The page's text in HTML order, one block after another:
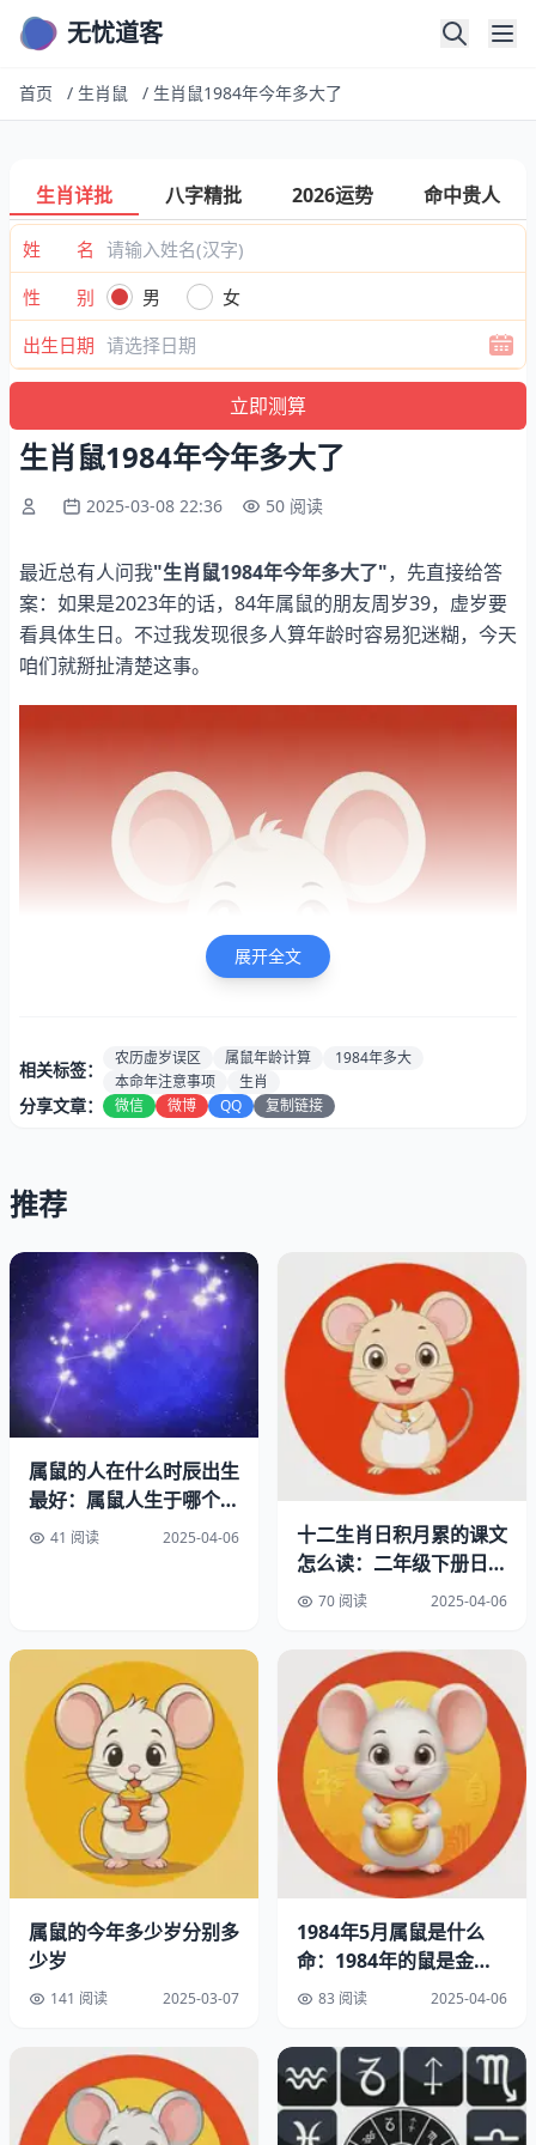
无忧道客
首页 / 生肖鼠 / 生肖鼠1984年今年多大了
生肖详批 八字精批 2026运势 命中贵人
姓 名
性 别
男
女
出生日期
生肖鼠1984年今年多大了
2025-03-08 22:36 50 阅读
最近总有人问我"生肖鼠1984年今年多大了"，先直接给答
案：如果是2023年的话，84年属鼠的朋友周岁39，虚岁要
看具体生日。不过我发现很多人算年龄时容易犯迷糊，今天
咱们就掰扯清楚这事。
一、生肖鼠1984年今年多大了
二、农历虚岁的那些坑
三、属鼠人的真实画像
四、本命年该注意啥
五、三十而立后的活法
先说怎么算明白年龄
前几天后台有条留言特有意思，有位读者说自己明明是84
年生的，可老家亲戚非说他今年40了。这就是典型的虚岁
。按公历算，2023减1984确实是39周岁，但有些
如果你是正月生日前出生：虚岁=周岁+2
如果是正月生日后出生：虚岁=周岁+1
那些年踩过的年龄坑
记得有年帮人看流年运势，对方坚持说自己属鼠但年龄对不
上号。后来才发现他
把农历生日当公历登记，实际出生日期
比户口本早半个月。这种情况在七八十年代特别常见，很多
老人给孩子报户口时都按农历算。
现在年轻人可能不理解，当年农村接生婆接生，记日期都是
看墙上的老黄历
属鼠人的AB面
接触过不少属鼠的朋友，发现个有趣现象。他们做事确实细
展开全文
相关标签：
农历虚岁误区 属鼠年龄计算
1984年多大
本命年注意事项
生肖
分享文章： 微信 微博 QQ 复制链接
推荐
属鼠的人在什么时辰出生
最好：属鼠人生于哪个时
辰最好
41 阅读 2025-04-06
十二生肖日积月累的课文
怎么读：二年级下册日积
月累子鼠
70 阅读 2025-04-06
属鼠的今年多少岁分别多
少岁
141 阅读 2025-03-07
1984年5月属鼠是什么
命：1984年的鼠是金命
还是木命
83 阅读 2025-04-06